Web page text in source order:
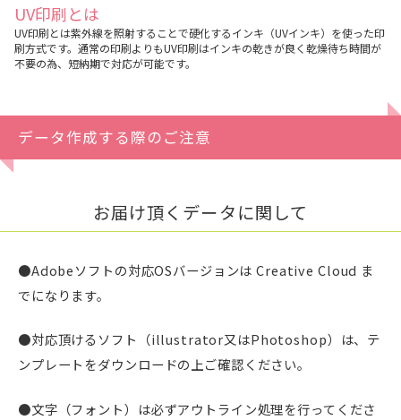
UV印刷とは
UV印刷とは紫外線を照射することで硬化するインキ（UVインキ）を使った印
刷方式です。通常の印刷よりもUV印刷はインキの乾きが良く乾燥待ち時間が
不要の為、短納期で対応が可能です。
データ作成する際のご注意
お届け頂くデータに関して
●Adobeソフトの対応OSバージョンは Creative Cloud ま
でになります。
●対応頂けるソフト（illustrator又はPhotoshop）は、テ
ンプレートをダウンロードの上ご確認ください。
●文字（フォント）は必ずアウトライン処理を行ってくださ